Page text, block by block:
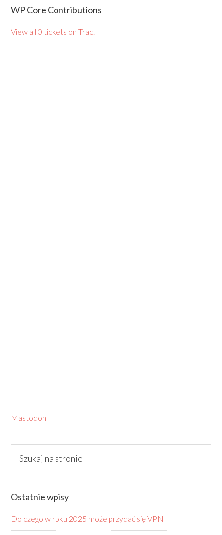
WP Core Contributions
View all 0 tickets on Trac.
Mastodon
Ostatnie wpisy
Do czego w roku 2025 może przydać się VPN